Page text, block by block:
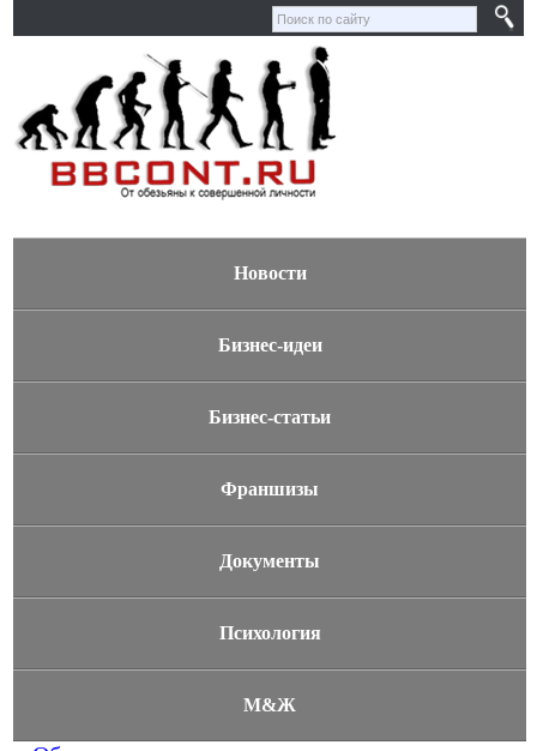
Новости
Бизнес-идеи
Бизнес-статьи
Франшизы
Документы
Психология
М&Ж